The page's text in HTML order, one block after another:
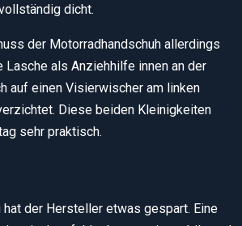
dicht.
der Motorradhandschuh allerdings
Lasche als Anziehhilfe innen an der
auf einen Visierwischer am linken
Diese beiden Kleinigkeiten
sehr praktisch.
hat der Hersteller etwas gespart. Eine